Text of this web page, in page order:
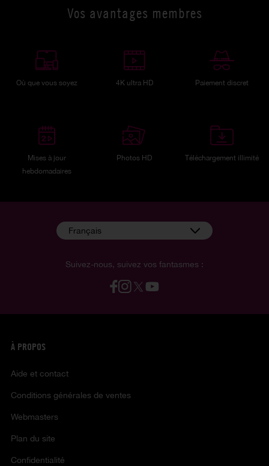
Vos avantages membres
Où que vous soyez 4K ultra HD Paiement discret
Mises à jour
hebdomadaires
Photos HD Téléchargement illimité
Suivez-nous, suivez vos fantasmes :
Français
À PROPOS
Aide et contact
Conditions générales de ventes
Webmasters
Plan du site
Confidentialité